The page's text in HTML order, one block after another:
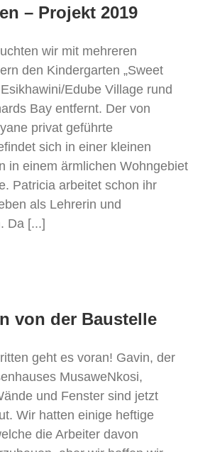
– Projekt 2019
wir mit mehreren
den Kindergarten „Sweet
Edube Village rund
Bay entfernt. Der von
privat geführte
sich in einer kleinen
in einem ärmlichen Wohngebiet
Patricia arbeitet schon ihr
als Lehrerin und
Da [...]
von der Baustelle
geht es voran! Gavin, der
MusaweNkosi,
und Fenster sind jetzt
Wir hatten einige heftige
die Arbeiter davon